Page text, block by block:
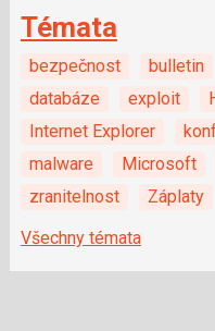
Témata
bezpečnost bulletin
databáze
exploit
Internet Explorer
malware
Microsoft
zranitelnost
Záplaty
Všechny témata